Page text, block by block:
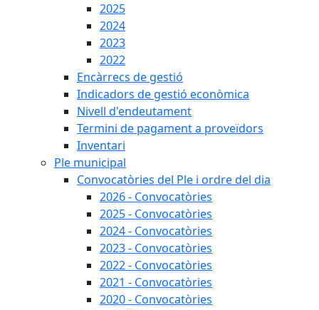
2025
2024
2023
2022
Encàrrecs de gestió
Indicadors de gestió econòmica
Nivell d'endeutament
Termini de pagament a proveïdors
Inventari
Ple municipal
Convocatòries del Ple i ordre del dia
2026 - Convocatòries
2025 - Convocatòries
2024 - Convocatòries
2023 - Convocatòries
2022 - Convocatòries
2021 - Convocatòries
2020 - Convocatòries